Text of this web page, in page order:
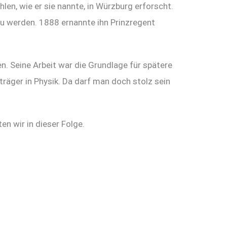
wie er sie nannte, in Würzburg erforscht.
werden. 1888 ernannte ihn Prinzregent
Seine Arbeit war die Grundlage für spätere
in Physik. Da darf man doch stolz sein
wir in dieser Folge.